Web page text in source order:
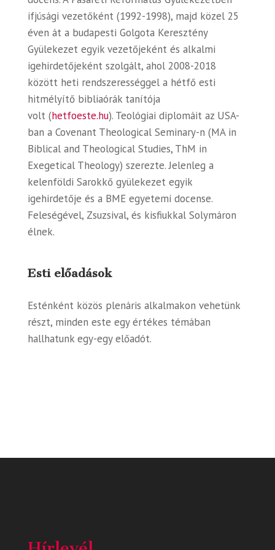
ifjúsági vezetőként (1992-1998), majd közel 25
éven át a budapesti Golgota Keresztény
Gyülekezet egyik vezetőjeként és alkalmi
igehirdetőjekéntszolgált, ahol 2008-2018
között heti rendszerességgel a hétfő esti
hitmélyítő bibliaórák tanítója
volt (hetfoeste.hu). Teológiai diplomáit az USA-
ban a Covenant Theological Seminary-n (MA in
Biblical and Theological Studies, ThM in
Exegetical Theology) szerezte. Jelenleg a
kelenföldi Sarokkő gyülekezet egyik
igehirdetője és a BME egyetemi docense.
Feleségével, Zsuzsival, és kisfiukkal Solymáron
élnek.
Esti előadások
Esténként közös plenáris alkalmakon vehetünk
részt, minden este egy értékes témában
hallhatunk egy-egy előadót.